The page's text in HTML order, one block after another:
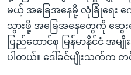
စာမျက်နှာ
သို့
သုတပဒေသာ အင်္ဂလိပ်စာ
Learning English
ဗွီအိုအေ လူမှုကွန်ယက်များ
မယ့် အခြေအနေမို့ လုံခြုံရေး
သွားဖို့ အခြေအနေတွေကို ဆွေး
ပြည်ထောင်စု မြန်မာနိုင်ငံ အမ
ပါတယ်။ ဒေါ်ခင်မျိုးသက်က တ